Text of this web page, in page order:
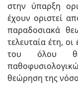
στην ύπαρξη
έχουν οριστεί
παραδοσιακά
τελευταία έτη,
του όλου
θεώρηση της